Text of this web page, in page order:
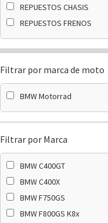
REPUESTOS CHASIS
REPUESTOS FRENOS
Filtrar por marca de moto
BMW Motorrad
Filtrar por Marca
BMW C400GT
BMW C400X
BMW F750GS
BMW F800GS K8x